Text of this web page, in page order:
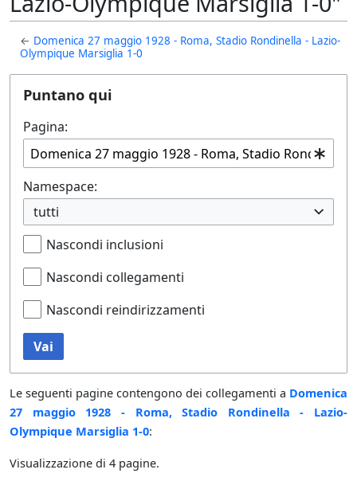
← Domenica 27 maggio 1928 - Roma, Stadio Rondinella - Lazio-
Olympique Marsiglia 1-0
Puntano qui
Pagina:
Namespace:
tutti
Nascondi inclusioni
Nascondi collegamenti
Nascondi reindirizzamenti
Vai
Le seguenti pagine contengono dei collegamenti a Domenica
27 maggio 1928 - Roma, Stadio Rondinella - Lazio-
Olympique Marsiglia 1-0:
Visualizzazione di 4 pagine.